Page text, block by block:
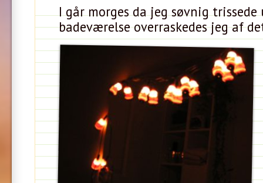
I går morges da jeg søvnig
badeværelse overraskedes jeg af